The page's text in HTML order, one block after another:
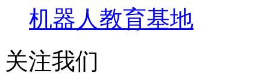
机器人教育基地
关注我们